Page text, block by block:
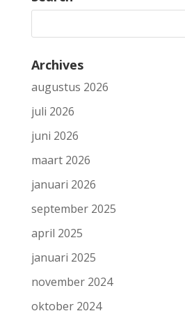
Archives
augustus 2026
juli 2026
juni 2026
maart 2026
januari 2026
september 2025
april 2025
januari 2025
november 2024
oktober 2024